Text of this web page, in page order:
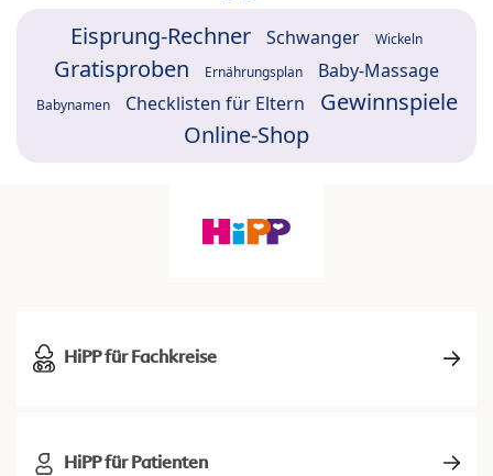
Eisprung-Rechner Schwanger Wickeln
Gratisproben Ernährungsplan Baby-Massage
Babynamen Checklisten für Eltern
Gewinnspiele
Online-Shop
HiPP für Fachkreise
HiPP für Patienten